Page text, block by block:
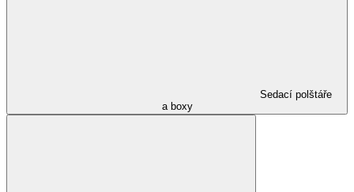
Sedací polštáře
a boxy